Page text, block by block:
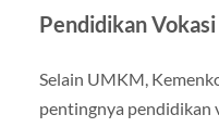
Pendidikan
Selain UMKM,
pentingnya pendidikan